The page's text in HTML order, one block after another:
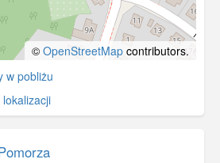
© OpenStreetMap contributors.
w pobliżu